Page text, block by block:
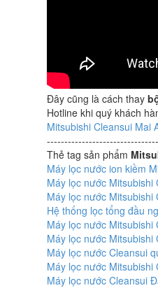
Cleansui
EU301
Đây cũng là cách thay
Hotline khi quý khách
Mitsubishi Cleansui Mai
Thẻ tag sản phẩm
Máy lọc nước ion kiềm
Máy lọc nước Mitsubishi
Máy lọc nước Mitsubishi
Hệ thống lọc tổng đầu
Máy lọc nước Mitsubishi
Máy lọc nước Mitsubishi
Máy lọc nước Cleansui
Máy lọc nước Mitsubishi
Máy lọc nước Cleansui